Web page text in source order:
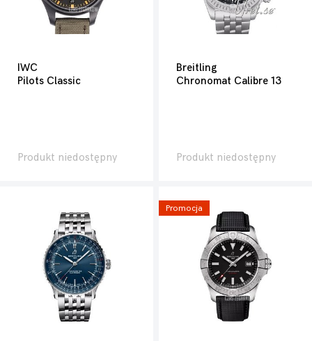
IWC
Pilots Classic
Produkt niedostępny
Breitling
Chronomat Calibre 13
Produkt niedostępny
Promocja